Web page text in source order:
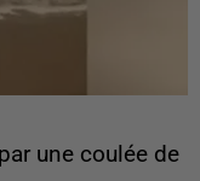
une coulée de